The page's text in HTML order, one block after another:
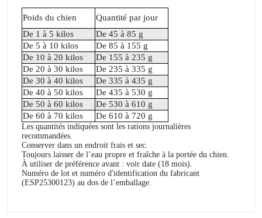
Poids du chien
Quantité par jour
De 1 à 5 kilos
De 45 à 85 g
De 5 à 10 kilos
De 85 à 155 g
De 10 à 20 kilos
De 155 à 235 g
De 20 à 30 kilos
De 235 à 335 g
De 30 à 40 kilos
De 335 à 435 g
De 40 à 50 kilos
De 435 à 530 g
De 50 à 60 kilos
De 530 à 610 g
De 60 à 70 kilos
De 610 à 720 g
Les quantités indiquées sont les rations journalières
recommandées.
Conserver dans un endroit frais et sec.
Toujours laisser de l’eau propre et fraîche à la portée du chien.
À utiliser de préférence avant : voir date (18 mois).
Numéro de lot et numéro d'identification du fabricant
(ESP25300123) au dos de l’emballage.